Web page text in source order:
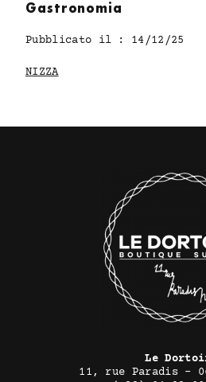
Gastronomia
Pubblicato il : 14/12/25
NIZZA
Le
11, rue Paradis -